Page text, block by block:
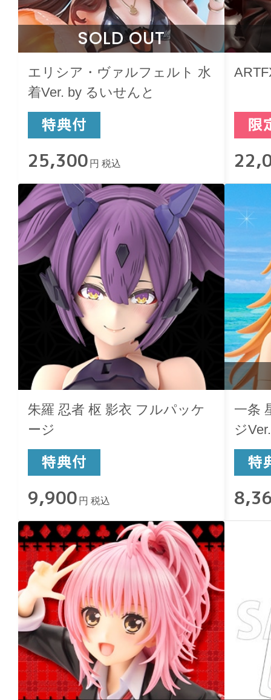
SOLD OUT
エリシア・ヴァルフェルト 水
着Ver. by るいせんと
25,300 円 税込
朱羅 忍者 枢 影衣 フルパッケ
ージ
9,900 円 税込
一条
ジVer.